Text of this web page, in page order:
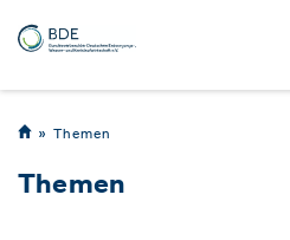
Themen
Themen